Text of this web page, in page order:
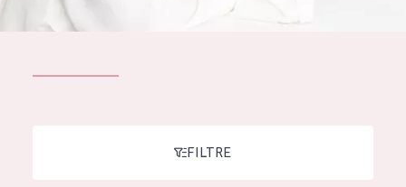
SOLUTIONS POUR LA PEAU
TOUS LES PRODUIT
Conseils Beauté
FILTRE